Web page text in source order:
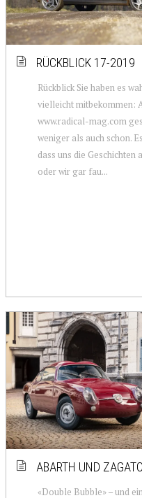
RÜCKBLICK 17-2019
Rückblick Sie haben es
vielleicht mitbekommen:
www.radical-mag.com
weniger als auch schon.
dass uns die Geschichten
oder wir gar fau...
ABARTH UND ZAGATO
«Double Bubble» – und